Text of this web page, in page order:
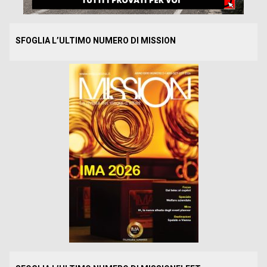
SFOGLIA L’ULTIMO NUMERO DI MISSION